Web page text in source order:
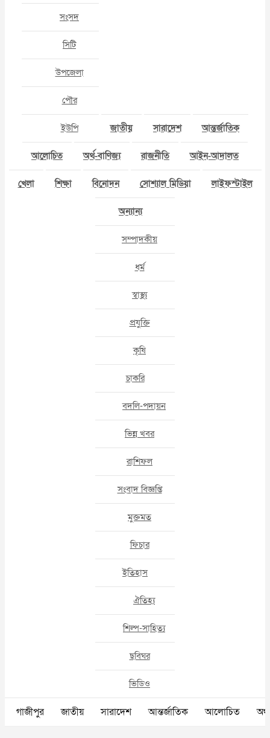
সংসদ
সিটি
উপজেলা
পৌর
ইউপি জাতীয় সারাদেশ আন্তর্জাতিক
আলোচিত অর্থ-বাণিজ্য রাজনীতি আইন-আদালত
খেলা শিক্ষা বিনোদন সোশ্যাল মিডিয়া লাইফস্টাইল
অন্যান্য
সম্পাদকীয়
ধর্ম
স্বাস্থ্য
প্রযুক্তি
কৃষি
চাকরি
বদলি-পদায়ন
ভিন্ন খবর
রাশিফল
সংবাদ বিজ্ঞপ্তি
মুক্তমত
ফিচার
ইতিহাস
ঐতিহ্য
শিল্প-সাহিত্য
ছবিঘর
ভিডিও
গাজীপুর জাতীয় সারাদেশ আন্তর্জাতিক আলোচিত